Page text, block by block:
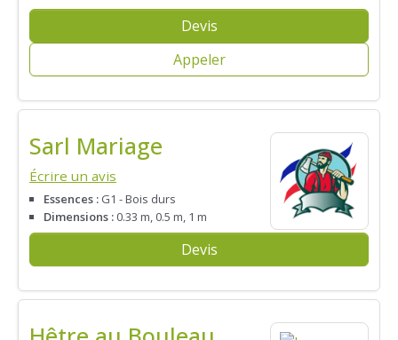
Devis
Appeler
Sarl Mariage
Écrire un avis
Essences : G1 - Bois durs
Dimensions : 0.33 m, 0.5 m, 1 m
Devis